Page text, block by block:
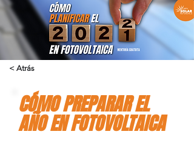
< Atrás
CÓMO PREPARAR EL
AÑO EN FOTOVOLTAICA